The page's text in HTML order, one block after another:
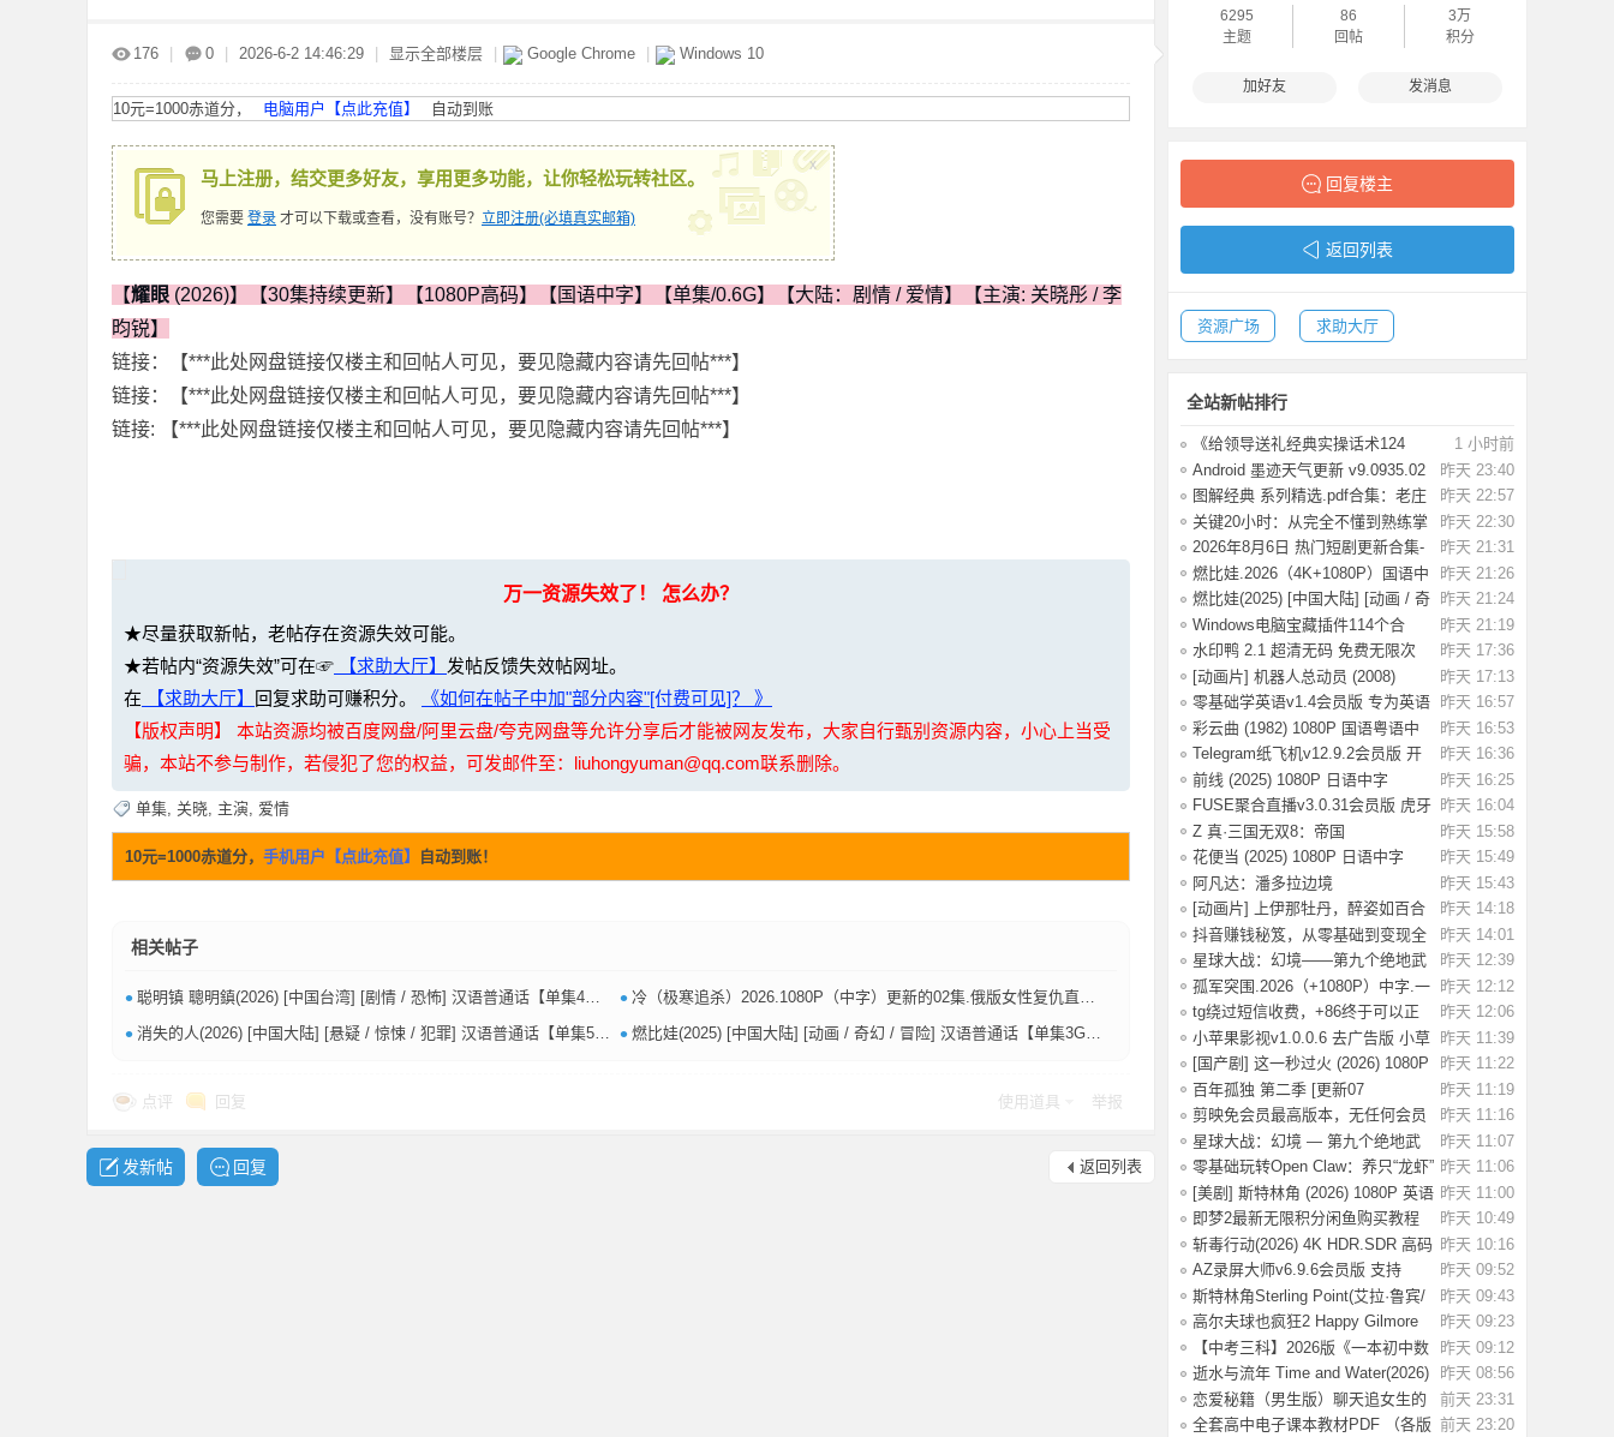
坛
176 0 2026-6-2 14:46:29 显示全部楼层 Google Chrome Windows 10
10元=1000赤道分， 电脑用户【点此充值】 自动到账
马上注册，结交更多好友，享用更多功能，让你轻松玩转社区。
您需要 登录 才可以下载或查看，没有账号？ 立即注册(必填真实邮箱)
x
【耀眼 (2026)】【30集持续更新】【1080P高码】【国语中字】【单集/0.6G】【大陆：剧情 / 爱情】【主演: 关晓彤 / 李
昀锐】
链接：【***此处网盘链接仅楼主和回帖人可见，要见隐藏内容请先回帖***】
链接：【***此处网盘链接仅楼主和回帖人可见，要见隐藏内容请先回帖***】
链接: 【***此处网盘链接仅楼主和回帖人可见，要见隐藏内容请先回帖***】
万一资源失效了！ 怎么办？
★尽量获取新帖，老帖存在资源失效可能。
★若帖内“资源失效”可在☞ 【求助大厅】 发帖反馈失效帖网址。
在 【求助大厅】 回复求助可赚积分。
《如何在帖子中加"部分内容"[付费可见]？ 》
【版权声明】 本站资源均被百度网盘/阿里云盘/夸克网盘等允许分享后才能被网友发布，大家自行甄别资源内容，小心上当受
骗，本站不参与制作，若侵犯了您的权益，可发邮件至：liuhongyuman@qq.com联系删除。
单集, 关晓, 主演, 爱情
10元=1000赤道分， 手机用户【点此充值】 自动到账！
相关帖子
• 聪明镇 聰明鎮(2026) [中国台湾] [剧情 / 恐怖] 汉语普通话【单集4G】【4K+1080】【更10完结】 • 冷（极寒追杀）2026.1080P（中字）更新的02集.俄版女性复仇直接拉满【单集2G左右】
• 消失的人(2026) [中国大陆] [悬疑 / 惊悚 / 犯罪] 汉语普通话【单集5G】【4KHDR】 • 燃比娃(2025) [中国大陆] [动画 / 奇幻 / 冒险] 汉语普通话【单集3G】【4K+1080】
点评 回复 使用道具 举报
返回列表
发新帖 回复
6295
主题
86
回帖
3万
积分
加好友 发消息
回复楼主
返回列表
资源广场 求助大厅
全站新帖排行
1 小时前
《给领导送礼经典实操话术124
条》：不踩红
昨天 23:40
Android 墨迹天气更新 v9.0935.02
去广告解
昨天 22:57
图解经典 系列精选.pdf合集：老庄
易经 风
昨天 22:30
关键20小时：从完全不懂到熟练掌
握一门新技
昨天 21:31
2026年8月6日 热门短剧更新合集-
海量热门
昨天 21:26
燃比娃.2026（4K+1080P）国语中
字.首部宣纸
昨天 21:24
燃比娃(2025) [中国大陆] [动画 / 奇
幻 /
昨天 21:19
Windows电脑宝藏插件114个合
集，按功能分类
昨天 17:36
水印鸭 2.1 超清无码 免费无限次
试了好多
昨天 17:13
[动画片] 机器人总动员 (2008)
1080P 国配
昨天 16:57
零基础学英语v1.4会员版 专为英语
初学者设
昨天 16:53
彩云曲 (1982) 1080P 国语粤语中
字 [2.49G]
昨天 16:36
Telegram纸飞机v12.9.2会员版 开
放注册了
昨天 16:25
前线 (2025) 1080P 日语中字
[1.74G]
昨天 16:04
FUSE聚合直播v3.0.31会员版 虎牙
斗鱼抖音快
昨天 15:58
Z 真·三国无双8：帝国
_Build.20984287 官
昨天 15:49
花便当 (2025) 1080P 日语中字
[1.83G]
昨天 15:43
阿凡达：潘多拉边境
Build.22429549（Avata
昨天 14:18
[动画片] 上伊那牡丹，醉姿如百合
(2026) 1
昨天 14:01
抖音赚钱秘笈，从零基础到变现全
解析[40.4G
昨天 12:39
星球大战：幻境——第九个绝地武
士.2026（4
昨天 12:12
孤军突围.2026（+1080P）中字.一
名军官冲出
昨天 12:06
tg绕过短信收费，+86终于可以正
常登录了
昨天 11:39
小苹果影视v1.0.0.6 去广告版 小草
影视v2.5
昨天 11:22
[国产剧] 这一秒过火 (2026) 1080P
国语中
昨天 11:19
百年孤独 第二季 [更新07
集]2026.HD1080P.X
昨天 11:16
剪映免会员最高版本，无任何会员
按钮，免会
昨天 11:07
星球大战：幻境 — 第九个绝地武
士 (2026)
昨天 11:06
零基础玩转Open Claw：养只“龙虾”
当助理
昨天 11:00
[美剧] 斯特林角 (2026) 1080P 英语
中字 (
昨天 10:49
即梦2最新无限积分闲鱼购买教程
昨天 10:16
斩毒行动(2026) 4K HDR.SDR 高码
率 【国语
昨天 09:52
AZ录屏大师v6.9.6会员版 支持
1080P/60fps
昨天 09:43
斯特林角Sterling Point(艾拉·鲁宾/
艾米丽
昨天 09:23
高尔夫球也疯狂2 Happy Gilmore
2(2025) WE
昨天 09:12
【中考三科】2026版《一本初中数
理化公式定
昨天 08:56
逝水与流年 Time and Water(2026)
【简繁英
前天 23:31
恋爱秘籍（男生版）聊天追女生的
话术技巧，
前天 23:20
全套高中电子课本教材PDF （各版